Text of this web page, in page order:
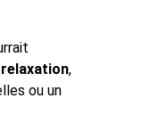
,
ou un